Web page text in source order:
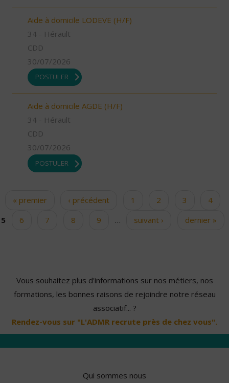
Aide à domicile LODEVE (H/F)
34 - Hérault
CDD
30/07/2026
POSTULER
Aide à domicile AGDE (H/F)
34 - Hérault
CDD
30/07/2026
POSTULER
Pages
« premier ‹ précédent 1 2 3
4
5
6 7 8 9 … suivant › dernier »
Vous souhaitez plus d'informations sur nos métiers, nos
formations, les bonnes raisons de rejoindre notre réseau
associatif... ?
Rendez-vous sur "L'ADMR recrute près de chez vous".
Qui sommes nous